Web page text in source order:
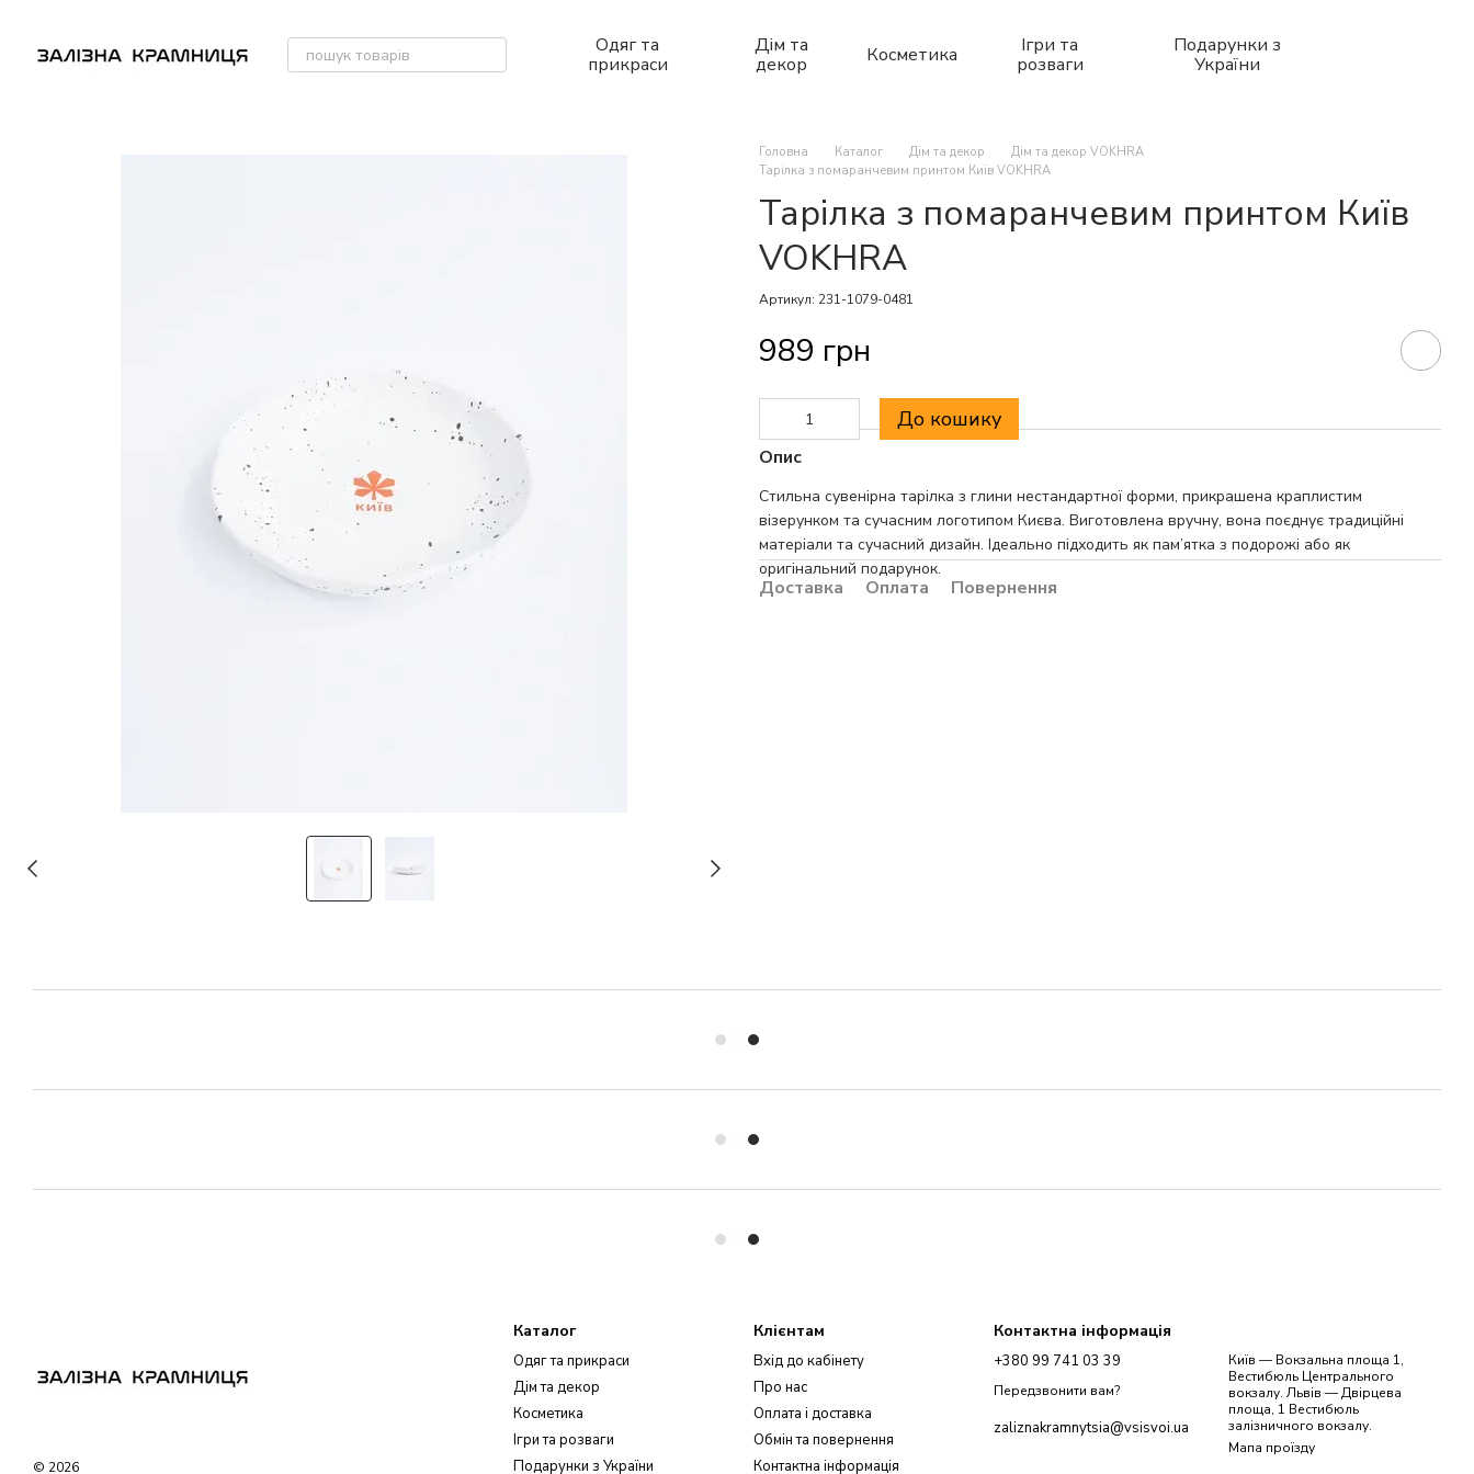
Одяг та
прикраси
Дім та
декор
Косметика
Ігри та
розваги
Подарунки з
України
Головна Каталог Дім та декор
Дім та декор VOKHRA
Тарілка з помаранчевим принтом Київ VOKHRA
Тарілка з помаранчевим принтом Київ
VOKHRA
Артикул: 231-1079-0481
989 грн
До кошику
Опис
Стильна сувенірна тарілка з глини нестандартної форми, прикрашена краплистим
візерунком та сучасним логотипом Києва. Виготовлена вручну, вона поєднує традиційні
матеріали та сучасний дизайн. Ідеально підходить як пам’ятка з подорожі або як
оригінальний подарунок.
Доставка Оплата Повернення
© 2026
Каталог
Одяг та прикраси
Дім та декор
Косметика
Ігри та розваги
Подарунки з України
Клієнтам
Вхід до кабінету
Про нас
Оплата і доставка
Обмін та повернення
Контактна інформація
Контактна інформація
+380 99 741 03 39
Передзвонити вам?
zaliznakramnytsia@vsisvoi.ua
Київ — Вокзальна площа 1,
Вестибюль Центрального
вокзалу. Львів — Двірцева
площа, 1 Вестибюль
залізничного вокзалу.
Мапа проїзду